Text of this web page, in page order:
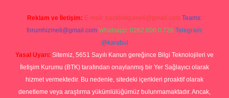
Reklam ve İletişim: E-mail: backlinkpaneli@gmail.com Teams:
forumhizmeti@gmail.com Whatsapp: 0262 606 0 726 Telegram:
@karabul
Yasal Uyarı: Sitemiz, 5651 Sayılı Kanun gereğince Bilgi Teknolojileri ve
İletişim Kurumu (BTK) tarafından onaylanmış bir Yer Sağlayıcı olarak
hizmet vermektedir. Bu nedenle, sitedeki içerikleri proaktif olarak
denetleme veya araştırma yükümlülüğümüz bulunmamaktadır. Ancak,